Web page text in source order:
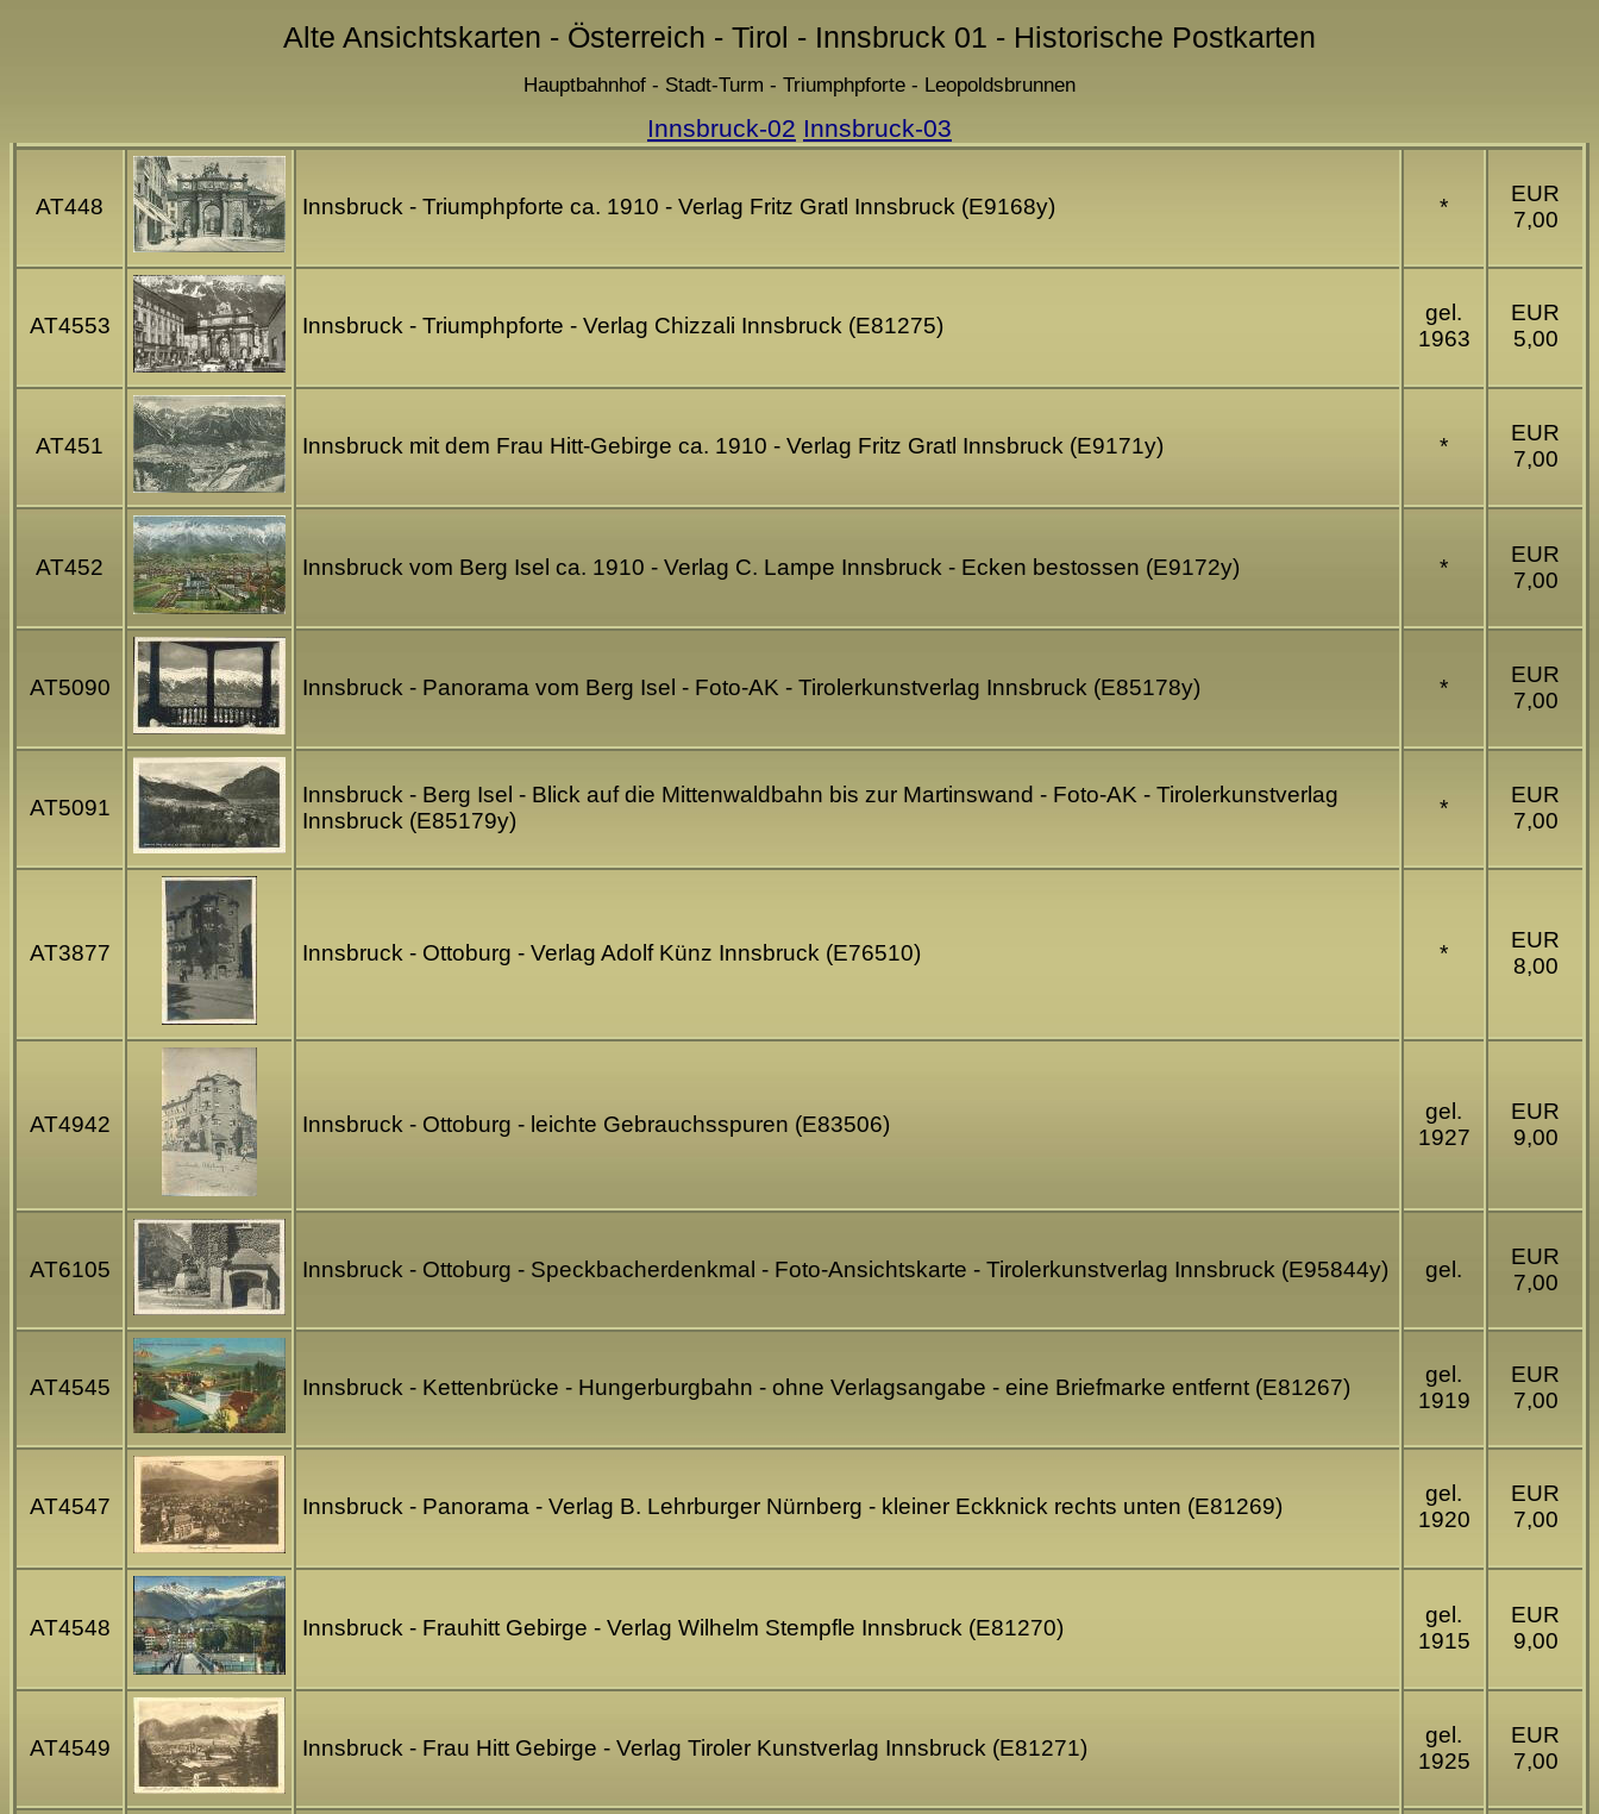
Alte Ansichtskarten - Österreich - Tirol - Innsbruck 01 - Historische Postkarten
Hauptbahnhof - Stadt-Turm - Triumphpforte - Leopoldsbrunnen
Innsbruck-02 Innsbruck-03
AT448 Innsbruck - Triumphpforte ca. 1910 - Verlag Fritz Gratl Innsbruck (E9168y) *
EUR
7,00
AT4553 Innsbruck - Triumphpforte - Verlag Chizzali Innsbruck (E81275)
gel.
1963
EUR
5,00
AT451 Innsbruck mit dem Frau Hitt-Gebirge ca. 1910 - Verlag Fritz Gratl Innsbruck (E9171y) *
EUR
7,00
AT452 Innsbruck vom Berg Isel ca. 1910 - Verlag C. Lampe Innsbruck - Ecken bestossen (E9172y) *
EUR
7,00
AT5090 Innsbruck - Panorama vom Berg Isel - Foto-AK - Tirolerkunstverlag Innsbruck (E85178y) *
EUR
7,00
AT5091
Innsbruck - Berg Isel - Blick auf die Mittenwaldbahn bis zur Martinswand - Foto-AK - Tirolerkunstverlag
Innsbruck (E85179y)
*
EUR
7,00
AT3877 Innsbruck - Ottoburg - Verlag Adolf Künz Innsbruck (E76510) *
EUR
8,00
AT4942 Innsbruck - Ottoburg - leichte Gebrauchsspuren (E83506)
gel.
1927
EUR
9,00
AT6105 Innsbruck - Ottoburg - Speckbacherdenkmal - Foto-Ansichtskarte - Tirolerkunstverlag Innsbruck (E95844y) gel.
EUR
7,00
AT4545 Innsbruck - Kettenbrücke - Hungerburgbahn - ohne Verlagsangabe - eine Briefmarke entfernt (E81267)
gel.
1919
EUR
7,00
AT4547 Innsbruck - Panorama - Verlag B. Lehrburger Nürnberg - kleiner Eckknick rechts unten (E81269)
gel.
1920
EUR
7,00
AT4548 Innsbruck - Frauhitt Gebirge - Verlag Wilhelm Stempfle Innsbruck (E81270)
gel.
1915
EUR
9,00
AT4549 Innsbruck - Frau Hitt Gebirge - Verlag Tiroler Kunstverlag Innsbruck (E81271)
gel.
1925
EUR
7,00